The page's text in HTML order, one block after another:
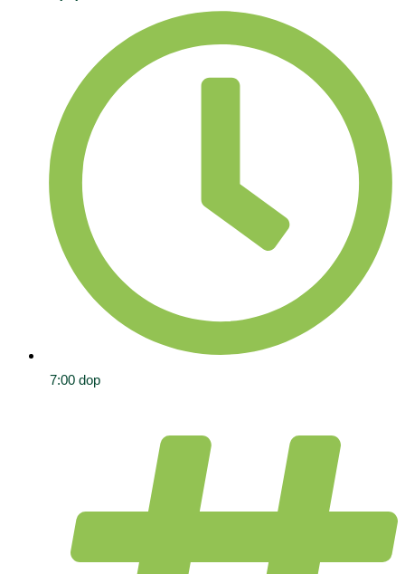
7:00 dop